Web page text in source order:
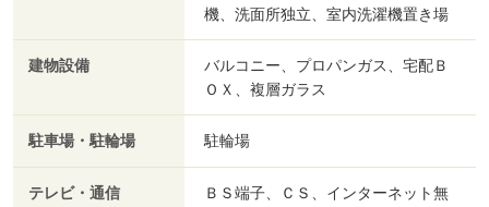
機、洗面所独立、室内洗濯機置き場
建物設備
バルコニー、プロパンガス、宅配Ｂ
ＯＸ、複層ガラス
駐車場・駐輪場 駐輪場
テレビ・通信
ＢＳ端子、ＣＳ、インターネット無